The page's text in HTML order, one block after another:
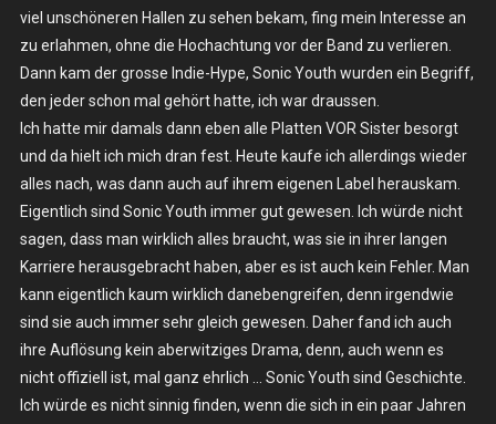
viel unschöneren Hallen zu sehen bekam, fing mein Interesse an
zu erlahmen, ohne die Hochachtung vor der Band zu verlieren.
Dann kam der grosse Indie-Hype, Sonic Youth wurden ein Begriff,
den jeder schon mal gehört hatte, ich war draussen.
Ich hatte mir damals dann eben alle Platten VOR Sister besorgt
und da hielt ich mich dran fest. Heute kaufe ich allerdings wieder
alles nach, was dann auch auf ihrem eigenen Label herauskam.
Eigentlich sind Sonic Youth immer gut gewesen. Ich würde nicht
sagen, dass man wirklich alles braucht, was sie in ihrer langen
Karriere herausgebracht haben, aber es ist auch kein Fehler. Man
kann eigentlich kaum wirklich danebengreifen, denn irgendwie
sind sie auch immer sehr gleich gewesen. Daher fand ich auch
ihre Auflösung kein aberwitziges Drama, denn, auch wenn es
nicht offiziell ist, mal ganz ehrlich … Sonic Youth sind Geschichte.
Ich würde es nicht sinnig finden, wenn die sich in ein paar Jahren